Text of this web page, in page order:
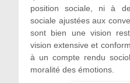
position sociale, ni à
sociale ajustées aux
sont bien une vision
vision extensive et
à un compte rendu
moralité des émotions.